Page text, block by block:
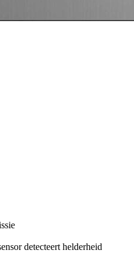
detecteert helderheid